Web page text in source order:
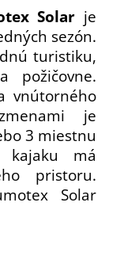
Solar je
sezón.
turistiku,
požičovne.
vnútorného
je
3 miestnu
kajaku má
pristoru.
Solar